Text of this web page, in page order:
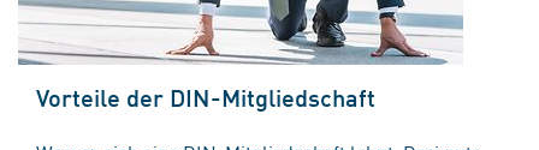
Vorteile der DIN-Mitgliedschaft